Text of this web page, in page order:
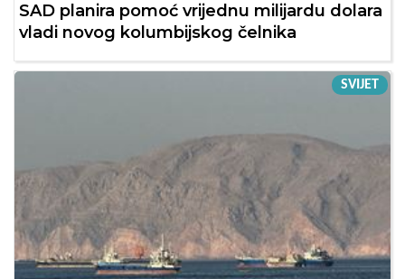
SAD planira pomoć vrijednu milijardu dolara
vladi novog kolumbijskog čelnika
SVIJET